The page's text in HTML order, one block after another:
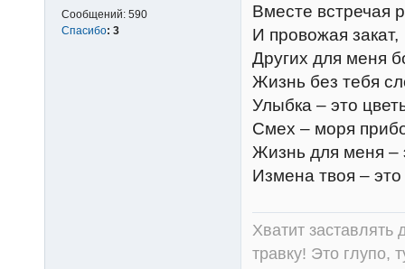
Сообщений: 590
Спасибо: 3
Вместе встречая
И провожая закат,
Других для меня
Жизнь без тебя
Улыбка – это
Смех – моря
Жизнь для меня –
Измена твоя –
Хватит заставлять
травку! Это глупо,